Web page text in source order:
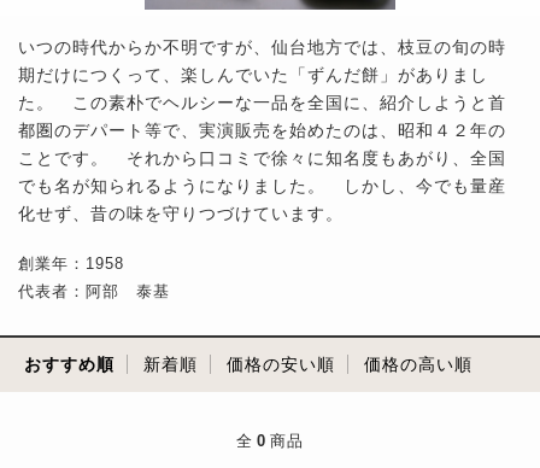
いつの時代からか不明ですが、仙台地方では、枝豆の旬の時
期だけにつくって、楽しんでいた「ずんだ餅」がありまし
た。 この素朴でヘルシーな一品を全国に、紹介しようと首
都圏のデパート等で、実演販売を始めたのは、昭和４２年の
ことです。 それから口コミで徐々に知名度もあがり、全国
でも名が知られるようになりました。 しかし、今でも量産
化せず、昔の味を守りつづけています。
創業年：1958
代表者：阿部 泰基
おすすめ順 新着順 価格の安い順 価格の高い順
全 0 商品